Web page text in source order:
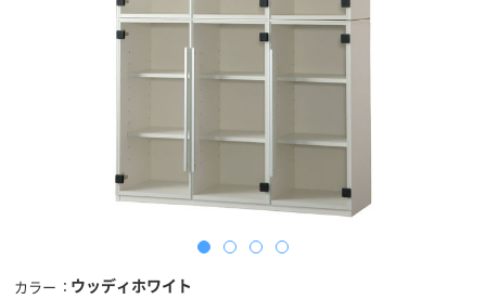
カラー ウッディホワイト